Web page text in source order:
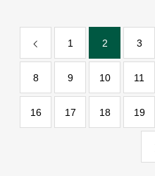
1 2 3
8 9 10 11
16 17 18 19